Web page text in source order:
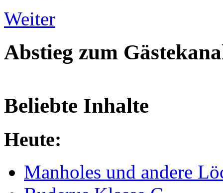
Weiter
Abstieg zum
Beliebte Inhalte
Heute:
Manholes und andere